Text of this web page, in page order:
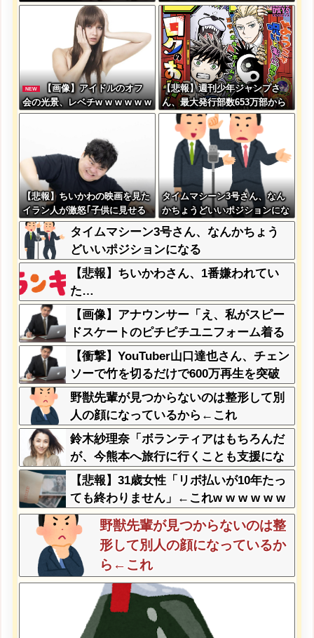
しまう・・・
こちらｗｗｗｗｗ
NEW
【画像】アイドルのオフ
会の光景、レベチw w w w w w
w w w w w
【悲報】週刊少年ジャンプさ
ん、最大発行部数653万部から
急降下でついに100万部を割っ
てしまう
【悲報】ちいかわの映画を見た
イラン人が激怒｢子供に見せる
内容じゃない｡悪影響は計り知
れない｣←これw w w w w w w
w w
タイムマシーン3号さん、なん
かちょうどいいポジションにな
る
タイムマシーン3号さん、なんかちょう
どいいポジションになる
【悲報】ちいかわさん、1番嫌われてい
た…
【画像】アナウンサー「え、私がスピー
ドスケートのピチピチユニフォーム着る
んですか…？ﾑﾁｨ！！」←これはお前ら
に刺さるやろw w w w w w w w
【衝撃】YouTuber山口達也さん、チェン
ソーで竹を切るだけで600万再生を突破
してしまう←正直、こう言うのでいいん
だよなw w w w w w w w
野獣先輩が見つからないのは整形して別
人の顔になっているから←これ
鈴木紗理奈「ボランティアはもちろんだ
が、今熊本へ旅行に行くことも支援にな
る」
【悲報】31歳女性「リボ払いが10年たっ
ても終わりません」←これw w w w w w
w
野獣先輩が見つからないのは整
形して別人の顔になっているか
ら←これ